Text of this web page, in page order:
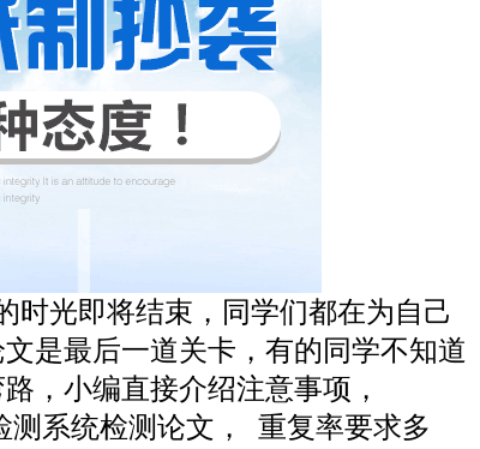
时光即将结束，同学们都在为自己
是最后一道关卡，有的同学不知道
，小编直接介绍注意事项，
系统检测论文， 重复率要求多